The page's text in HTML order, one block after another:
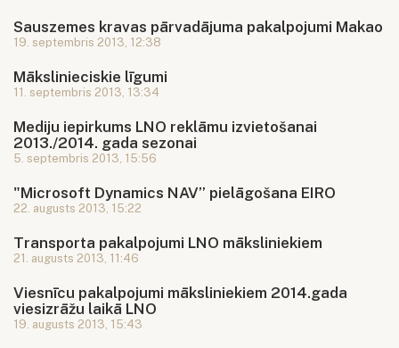
Sauszemes kravas pārvadājuma pakalpojumi Makao
19. septembris 2013, 12:38
Mākslinieciskie līgumi
11. septembris 2013, 13:34
Mediju iepirkums LNO reklāmu izvietošanai
2013./2014. gada sezonai
5. septembris 2013, 15:56
"Microsoft Dynamics NAV” pielāgošana EIRO
22. augusts 2013, 15:22
Transporta pakalpojumi LNO māksliniekiem
21. augusts 2013, 11:46
Viesnīcu pakalpojumi māksliniekiem 2014.gada
viesizrāžu laikā LNO
19. augusts 2013, 15:43